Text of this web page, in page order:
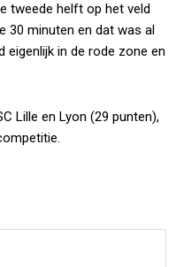
tweede helft op het veld
30 minuten en dat was al
eigenlijk in de rode zone en
Lille en Lyon (29 punten),